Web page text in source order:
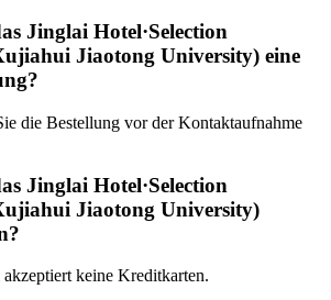
Jinglai Hotel·Selection
Jiaotong University) eine
die Bestellung vor der Kontaktaufnahme
Jinglai Hotel·Selection
Jiaotong University)
keine Kreditkarten.